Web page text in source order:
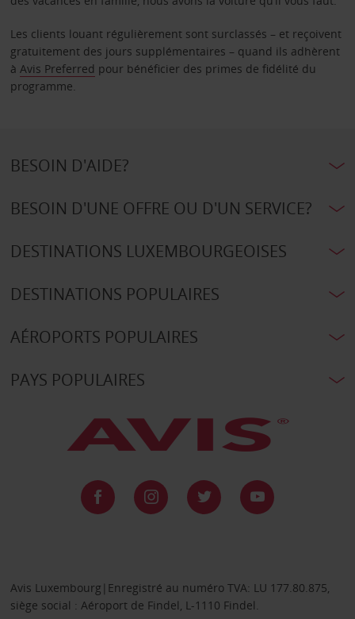
Les clients louant régulièrement sont surclassés – et reçoivent
gratuitement des jours supplémentaires – quand ils adhèrent
à Avis Preferred pour bénéficier des primes de fidélité du
programme.
BESOIN D'AIDE?
BESOIN D'UNE OFFRE OU D'UN SERVICE?
DESTINATIONS LUXEMBOURGEOISES
DESTINATIONS POPULAIRES
AÉROPORTS POPULAIRES
PAYS POPULAIRES
Avis Luxembourg|Enregistré au numéro TVA: LU 177.80.875,
siège social : Aéroport de Findel, L-1110 Findel.